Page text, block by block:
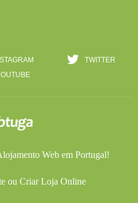
TWITTER
Webem Portugal!
ou Criar Loja Online